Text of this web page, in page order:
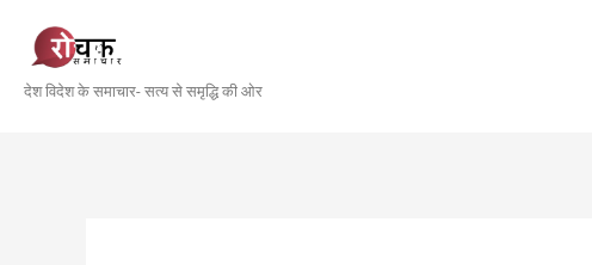
content
देश विदेश के समाचार- सत्य से समृद्धि की ओर
navigation